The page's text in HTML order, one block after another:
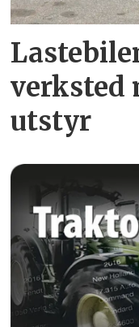
verksted
utstyr